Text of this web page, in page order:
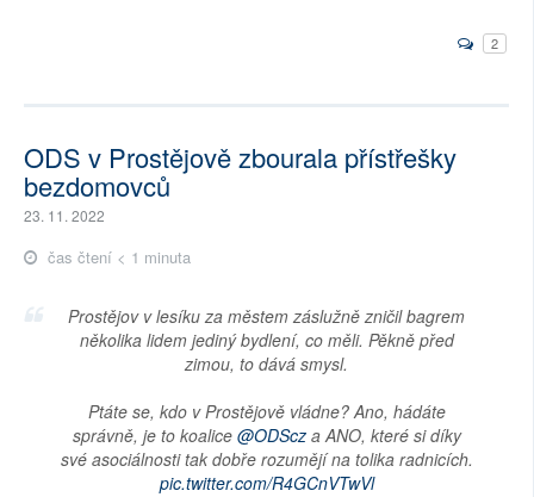
2
ODS v Prostějově zbourala přístřešky
bezdomovců
23. 11. 2022
čas čtení < 1 minuta
Prostějov v lesíku za městem záslužně zničil bagrem
několika lidem jediný bydlení, co měli. Pěkně před
zimou, to dává smysl.
Ptáte se, kdo v Prostějově vládne? Ano, hádáte
správně, je to koalice @ODScza ANO, které si díky
své asociálnosti tak dobře rozumějí na tolika radnicích.
pic.twitter.com/R4GCnVTwVl